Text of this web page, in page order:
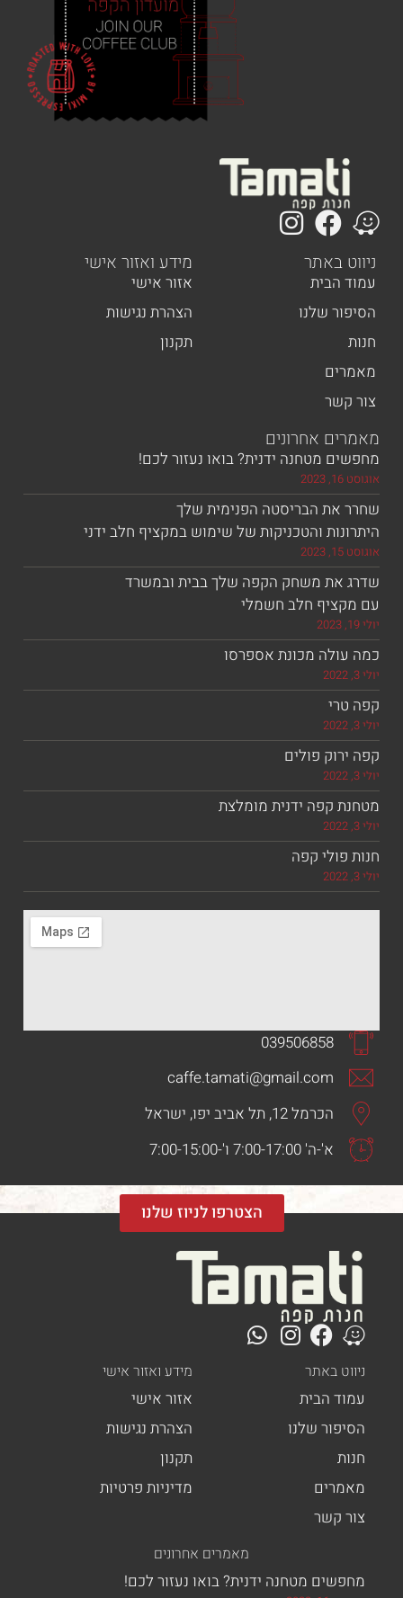
באתר
שלנו
מידע ואזור אישי
אזור אישי
הצהרת נגישות
אחרונים
מטחנה ידנית? בואו נעזור לכם!
הבריסטה הפנימית שלך
והטכניקות של שימוש במקציף חלב ידני
משחק הקפה שלך בבית ובמשרד
חלב חשמלי
מכונת אספרסו
פולים
קפה ידנית מומלצת
קפה
039506858
caffe.tamati@gmail.com
הכרמל 12, תל אביב יפו, ישראל
א'-ה' 7:00-17:00 ו'-7:00-15:00
הצטרפו לניוז שלנו
באתר
הבית
שלנו
מידע ואזור אישי
אזור אישי
הצהרת נגישות
מדיניות פרטיות
מאמרים אחרונים
מטחנה ידנית? בואו נעזור לכם!